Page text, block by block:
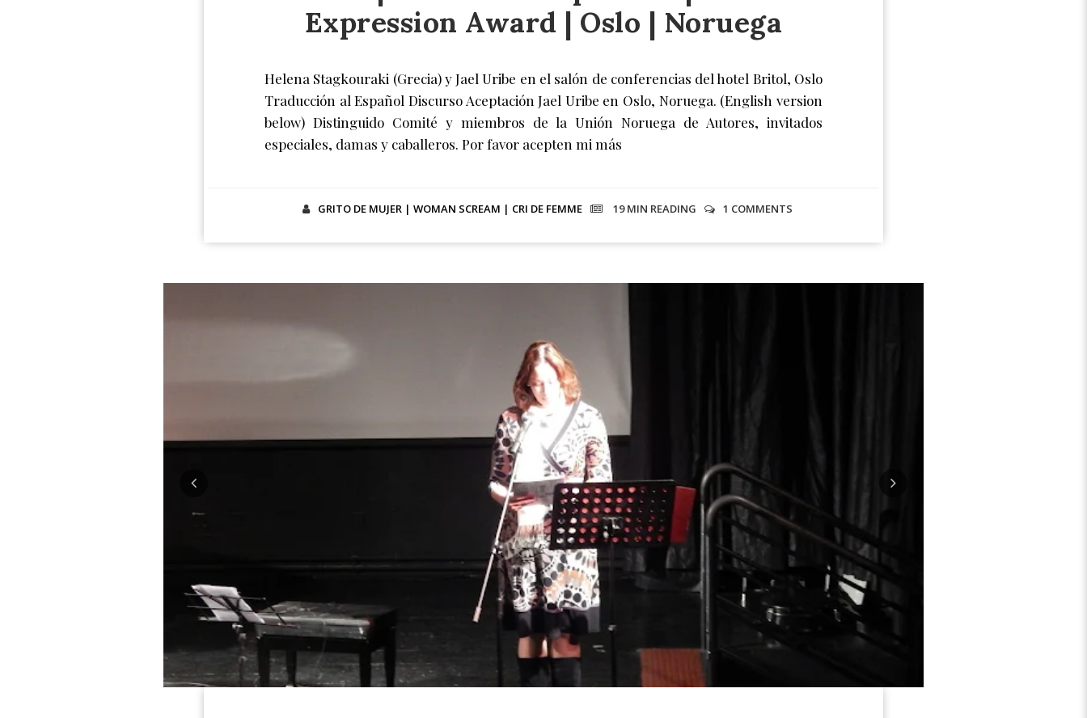
Expression Award | Oslo | Noruega
Helena Stagkouraki (Grecia) y Jael Uribe en el salón de conferencias del hotel Britol, Oslo
Traducción al Español Discurso Aceptación Jael Uribe en Oslo, Noruega. (English version
below) Distinguido Comité y miembros de la Unión Noruega de Autores, invitados
especiales, damas y caballeros. Por favor acepten mi más
GRITO DE MUJER | WOMAN SCREAM | CRI DE FEMME 19 MIN READING 1 COMMENTS